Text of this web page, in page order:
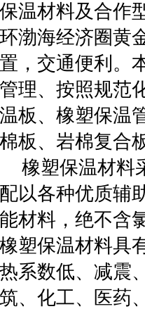
保温材料及合作
环渤海经济圈黄
置，交通便利。
管理、按照规范
温板、橡塑保温
棉板、岩棉复合
橡塑保温材料
配以各种优质辅
能材料，绝不含
橡塑保温材料具
热系数低、减震
筑、化工、医药